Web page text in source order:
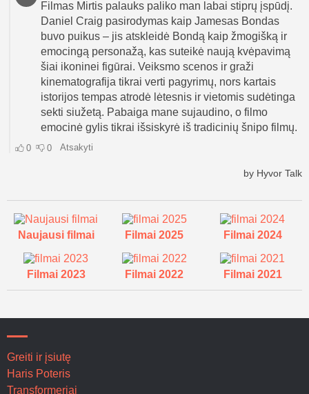
Naujausi filmai Filmai 2025 Filmai 2024
Filmai 2023 Filmai 2022 Filmai 2021
Greiti ir įsiutę
Haris Poteris
Transformeriai